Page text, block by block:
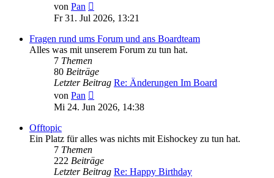
von Pan
Beitrag
Fr 31. Jul 2026, 13:21
Fragen rund ums Forum und ans Boardteam
Alles was mit unserem Forum zu tun hat.
7 Themen
80 Beiträge
Letzter Beitrag Re: Änderungen Im Board
von Pan
Beitrag
Mi 24. Jun 2026, 14:38
Offtopic
Ein Platz für alles was nichts mit Eishockey zu tun hat.
7 Themen
222 Beiträge
Letzter Beitrag Re: Happy Birthday